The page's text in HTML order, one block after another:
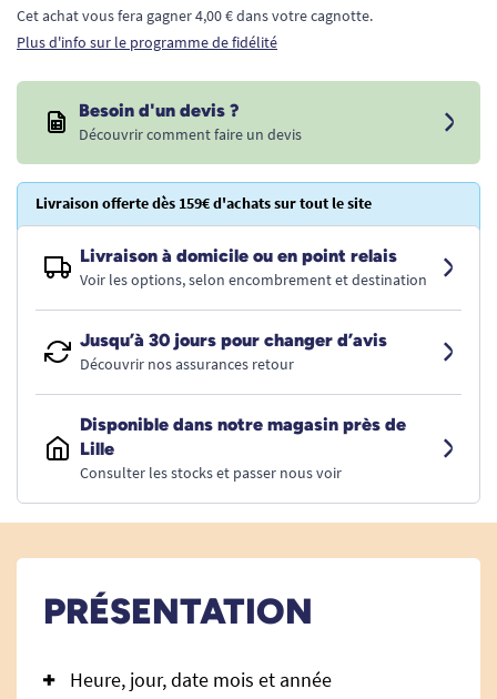
Cet achat vous fera gagner 4,00 € dans votre cagnotte.
Plus d'info sur le programme de fidélité
Besoin d'un devis ?
Découvrir comment faire un devis
Livraison offerte dès 159€ d'achats sur tout le site
Livraison à domicile ou en point relais
Voir les options, selon encombrement et destination
Jusqu’à 30 jours pour changer d’avis
Découvrir nos assurances retour
Disponible dans notre magasin près de
Lille
Consulter les stocks et passer nous voir
PRÉSENTATION
Heure, jour, date mois et année